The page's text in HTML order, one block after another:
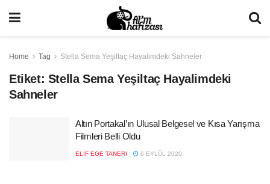
Home Tag Stella Sema Yeşiltaç Hayalimdeki Sahneler
Etiket: Stella Sema Yeşiltaç Hayalimdeki
Sahneler
Altın Portakal’ın Ulusal Belgesel ve Kısa Yarışma
Filmleri Belli Oldu
ELIF EGE TANERI 6 EYLÜL 2020